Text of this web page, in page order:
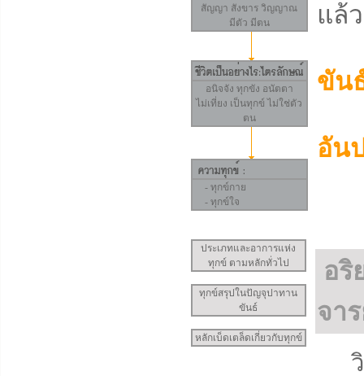
สัญญา สังขาร วิญญาณ
มีตัว มีตน
อนิจจัง ทุกขัง อนัตตา
ไม่เที่ยง เป็นทุกข์ ไม่ใช่ตัว
ตน
- ทุกข์กาย
- ทุกข์ใจ
ประเภทและอาการแห่ง
ทุกข์ ตามหลักทั่วไป
ทุกข์สรุปในปัญจุปาทาน
ขันธ์
หลักเบ็ดเตล็ดเกี่ยวกับทุกข์
แล้
ขัน
อัน
อริ
จา